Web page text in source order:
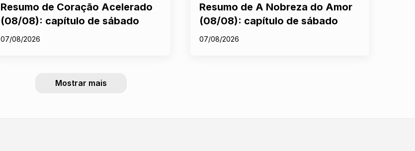
Resumo de Coração Acelerado
(08/08): capítulo de sábado
07/08/2026
Resumo de A Nobreza do Amor
(08/08): capítulo de sábado
07/08/2026
Mostrar mais